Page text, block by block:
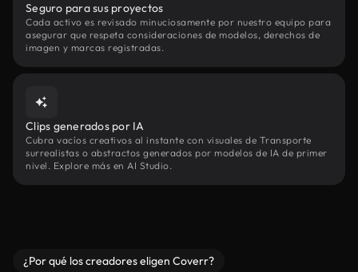
Seguro para sus proyectos
Cada activo es revisado minuciosamente por nuestro equipo para
asegurar que respeta consideraciones de modelos, derechos de
imagen y marcas registradas.
Clips generados por IA
Cubra vacíos creativos al instante con visuales de Transporte
surrealistas o abstractos generados por modelos de IA de primer
nivel. Explore más en AI Studio.
¿Por qué los creadores eligen Coverr?